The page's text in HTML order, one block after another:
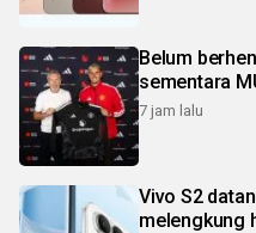
Belum
sementara
7 jam lalu
Vivo S2
melengkung